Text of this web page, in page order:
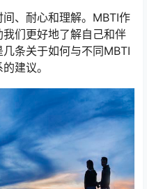
、耐心和理解。MBTI作
们更好地了解自己和伴
条关于如何与不同MBTI
建议。